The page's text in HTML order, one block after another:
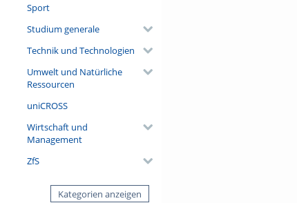
Sport
Studium generale
Technik und Technologien
Umwelt und Natürliche
Ressourcen
uniCROSS
Wirtschaft und
Management
ZfS
Kategorien anzeigen